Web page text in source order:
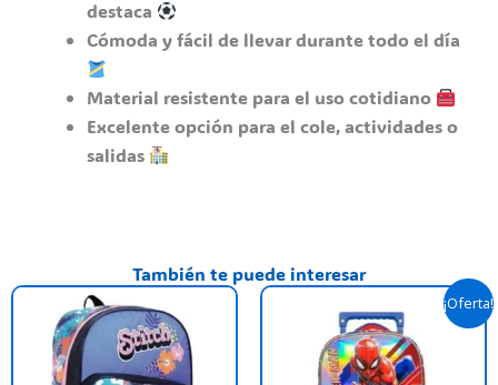
destaca
Cómoda y fácil de llevar durante todo el día
Material resistente para el uso cotidiano
Excelente opción para el cole, actividades o
salidas
También te puede interesar
¡Oferta!
precio
original
era:
$ 119.500,00.
El
precio
actual